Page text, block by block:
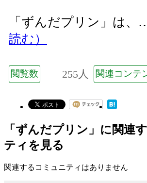
「ずんだプリン」は、
読む）
閲覧数 255人 関連コンテ
「ずんだプリン」に関連
ティを見る
関連するコミュニティはありません